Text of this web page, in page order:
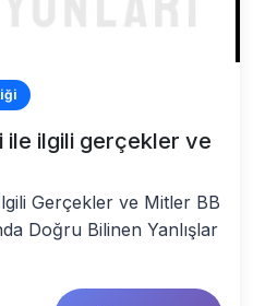
ile ilgili gerçekler ve
Gerçekler ve Mitler BB
Doğru Bilinen Yanlışlar